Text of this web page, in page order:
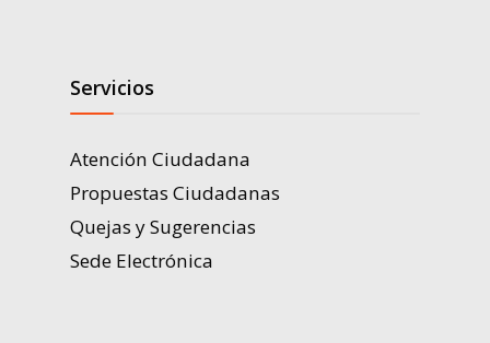
Servicios
Atención Ciudadana
Propuestas Ciudadanas
Quejas y Sugerencias
Sede Electrónica